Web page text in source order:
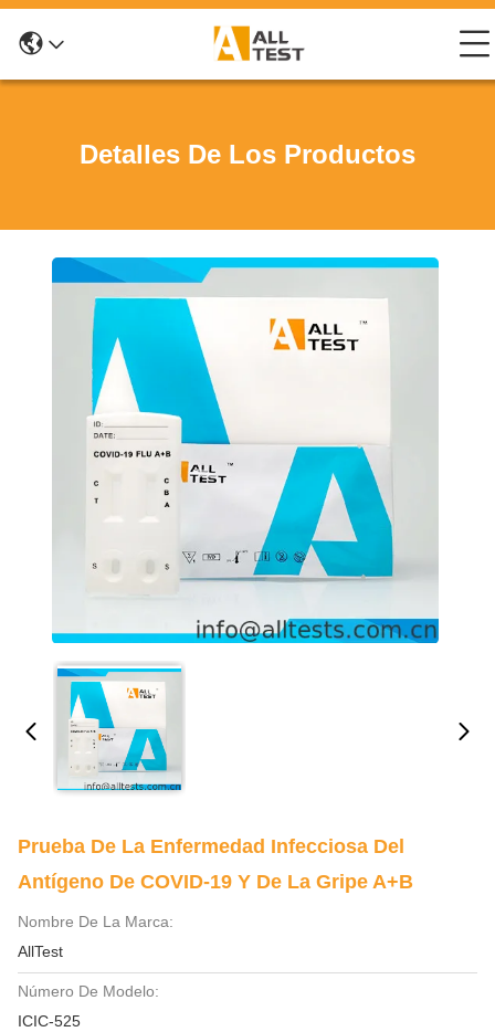
Detalles De Los Productos
Prueba De La Enfermedad Infecciosa Del
Antígeno De COVID-19 Y De La Gripe A+B
Nombre De La Marca:
AllTest
Número De Modelo:
ICIC-525